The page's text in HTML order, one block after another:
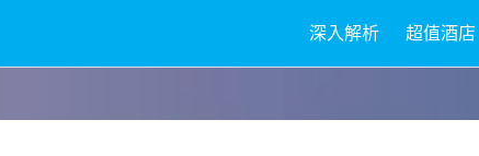
深入解析 超值酒店